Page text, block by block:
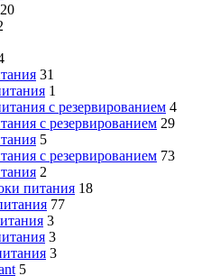
20
31
1
с резервированием 4
с резервированием 29
5
с резервированием 73
2
питания 18
77
3
3
3
5